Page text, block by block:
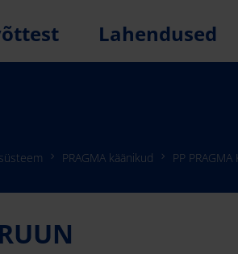
Lahendused
PRAGMA käänikud PP